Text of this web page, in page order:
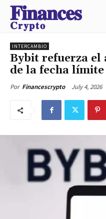
𝐅𝐢𝐧𝐚𝐧𝐜𝐞𝐬
𝐂𝐫𝐲𝐩𝐭𝐨
INTERCAMBIO
Bybit refuerza el
de la fecha
Por Financescrypto July 4, 2026